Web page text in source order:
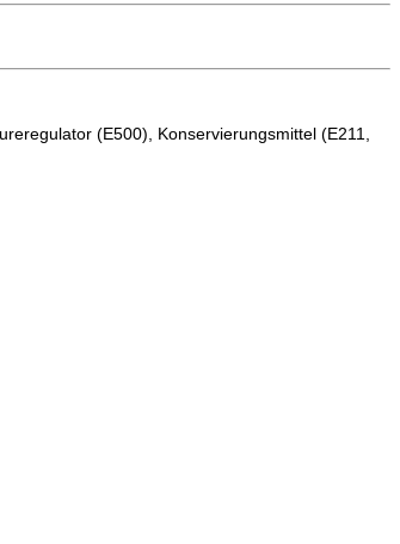
(E500), Konservierungsmittel (E211,